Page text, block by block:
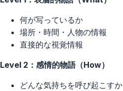
何が写っているか
場所・時間・人物の情報
直接的な視覚情報
Level 2：感情的物語（How）
どんな気持ちを呼び起こすか